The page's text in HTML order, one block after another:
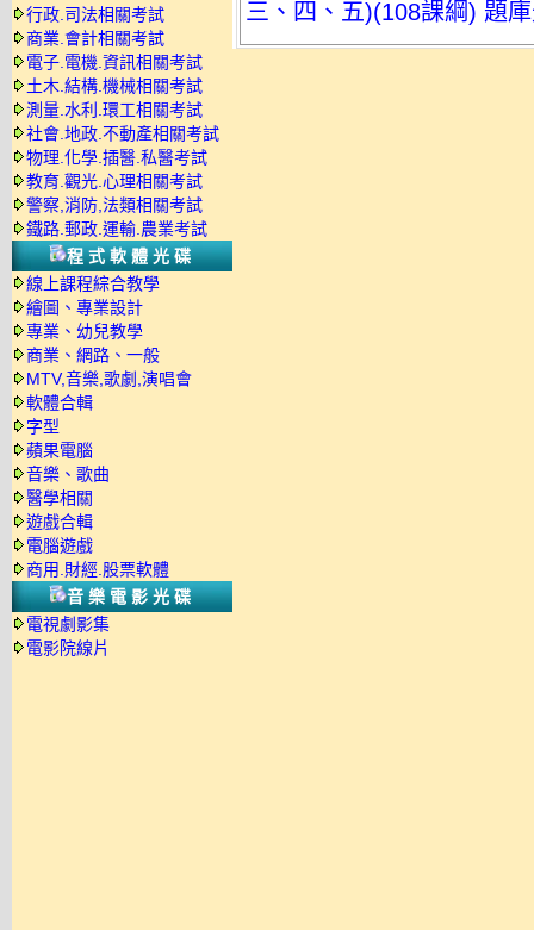
行政.司法相關考試
商業.會計相關考試
電子.電機.資訊相關考試
土木.結構.機械相關考試
測量.水利.環工相關考試
社會.地政.不動產相關考試
物理.化學.插醫.私醫考試
教育.觀光.心理相關考試
警察,消防,法類相關考試
鐵路.郵政.運輸.農業考試
程式軟體光碟
線上課程綜合教學
繪圖、專業設計
專業、幼兒教學
商業、網路、一般
MTV,音樂,歌劇,演唱會
軟體合輯
字型
蘋果電腦
音樂、歌曲
醫學相關
遊戲合輯
電腦遊戲
商用.財經.股票軟體
音樂電影光碟
電視劇影集
電影院線片
三、四、五)(108課綱) 題